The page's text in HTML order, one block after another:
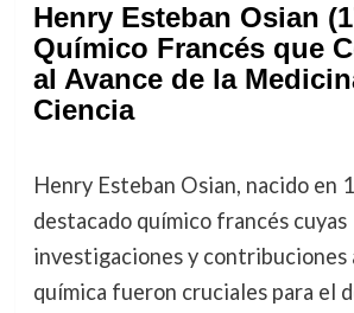
Henry Esteban Osian
Químico Francés que
al Avance de la
Ciencia
Henry Esteban Osian, nacido en
destacado químico francés cuyas
investigaciones y contribuciones
química fueron cruciales para el